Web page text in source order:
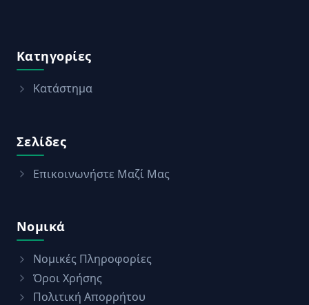
Κατηγορίες
Κατάστημα
Σελίδες
Επικοινωνήστε Μαζί Μας
Νομικά
Νομικές Πληροφορίες
Όροι Χρήσης
Πολιτική Απορρήτου